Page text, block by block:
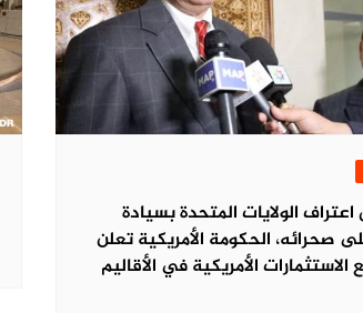
الولايات المتحدة بسيادة
صحرائه، الحكومة الأمريكية تعلن
الأمريكية في الأقاليم